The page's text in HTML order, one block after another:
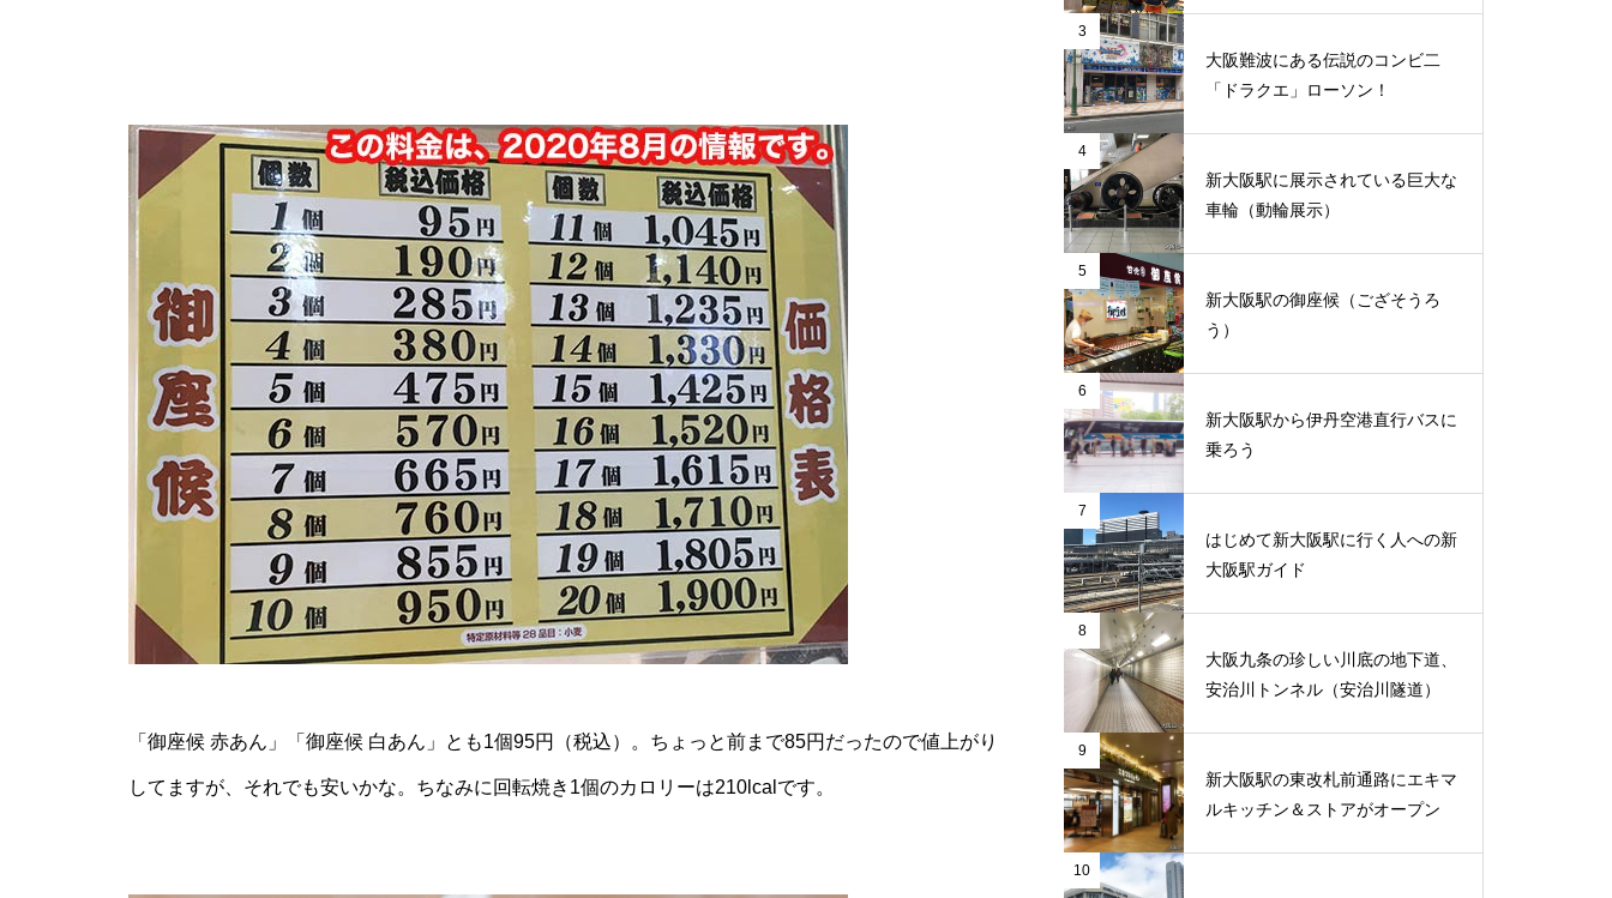
「御座候 赤あん」「御座候 白あん」とも1個95円（税込）。ちょっと前まで85円だったので値上がり
してますが、それでも安いかな。ちなみに回転焼き1個のカロリーは210lcalです。
3
大阪難波にある伝説のコンビ二
「ドラクエ」ローソン！
4
新大阪駅に展示されている巨大な
車輪（動輪展示）
5
新大阪駅の御座候（ござそうろ
う）
6
新大阪駅から伊丹空港直行バスに
乗ろう
7
はじめて新大阪駅に行く人への新
大阪駅ガイド
8
大阪九条の珍しい川底の地下道、
安治川トンネル（安治川隧道）
9
新大阪駅の東改札前通路にエキマ
ルキッチン＆ストアがオープン
10